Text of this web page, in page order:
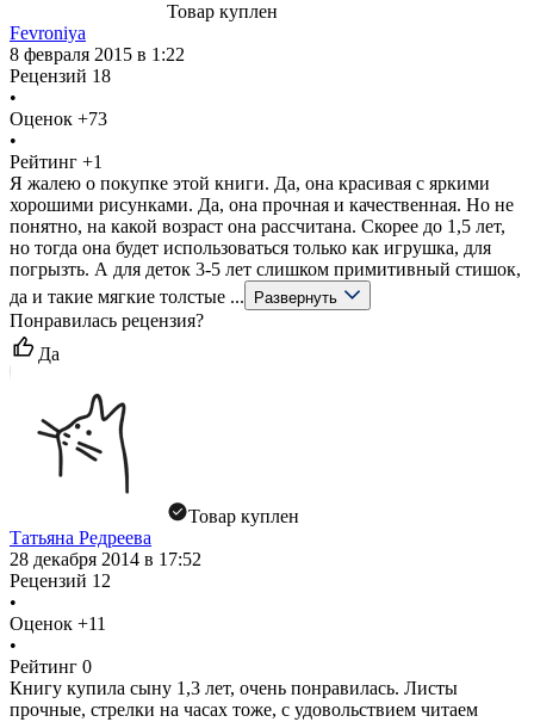
Товар куплен
Fevroniya
8 февраля 2015 в 1:22
Рецензий 18
•
Оценок +73
•
Рейтинг +1
Я жалею о покупке этой книги. Да, она красивая с яркими
хорошими рисунками. Да, она прочная и качественная. Но не
понятно, на какой возраст она рассчитана. Скорее до 1,5 лет,
но тогда она будет использоваться только как игрушка, для
погрызть. А для деток 3-5 лет слишком примитивный стишок,
да и такие мягкие толстые ...
Развернуть
Понравилась рецензия?
Да
Товар куплен
Татьяна Редреева
28 декабря 2014 в 17:52
Рецензий 12
•
Оценок +11
•
Рейтинг 0
Книгу купила сыну 1,3 лет, очень понравилась. Листы
прочные, стрелки на часах тоже, с удовольствием читаем